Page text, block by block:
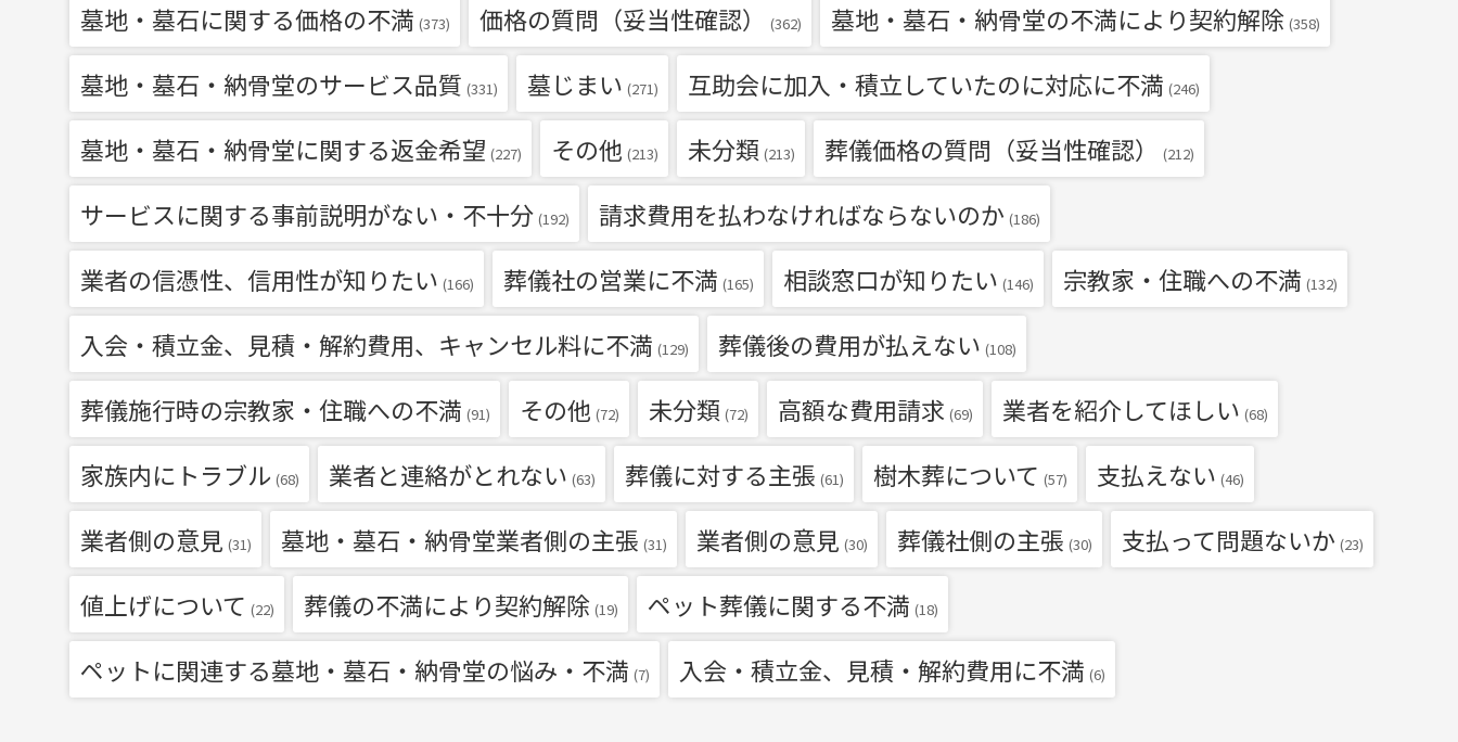
墓地・墓石に関する価格の不満 (373) 価格の質問（妥当性確認） (362) 墓地・墓石・納骨堂の不満により契約解除 (358)
墓地・墓石・納骨堂のサービス品質 (331) 墓じまい (271) 互助会に加入・積立していたのに対応に不満 (246)
墓地・墓石・納骨堂に関する返金希望 (227) その他 (213) 未分類 (213) 葬儀価格の質問（妥当性確認） (212)
サービスに関する事前説明がない・不十分 (192) 請求費用を払わなければならないのか (186)
業者の信憑性、信用性が知りたい (166) 葬儀社の営業に不満 (165) 相談窓口が知りたい (146) 宗教家・住職への不満 (132)
入会・積立金、見積・解約費用、キャンセル料に不満 (129) 葬儀後の費用が払えない (108)
葬儀施行時の宗教家・住職への不満 (91) その他 (72) 未分類 (72) 高額な費用請求 (69) 業者を紹介してほしい (68)
家族内にトラブル (68) 業者と連絡がとれない (63) 葬儀に対する主張 (61) 樹木葬について (57) 支払えない (46)
業者側の意見 (31) 墓地・墓石・納骨堂業者側の主張 (31) 業者側の意見 (30) 葬儀社側の主張 (30) 支払って問題ないか (23)
値上げについて (22) 葬儀の不満により契約解除 (19) ペット葬儀に関する不満 (18)
ペットに関連する墓地・墓石・納骨堂の悩み・不満 (7) 入会・積立金、見積・解約費用に不満 (6)